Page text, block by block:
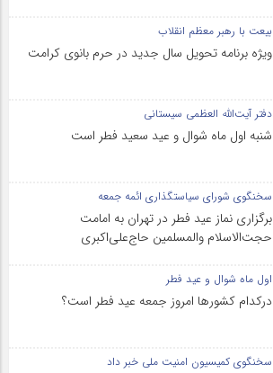
بیعت با رهبر معظم انقلاب
ویژه برنامه تحویل سال جدید در حرم بانوی کرامت
دفتر آیت‌الله العظمی سیستانی
شنبه اول ماه شوال و عید سعید فطر است
سخنگوی شورای سیاستگذاری ائمه جمعه
برگزاری نماز عید فطر در تهران به امامت
حجت‌الاسلام والمسلمین حاج‌علی‌اکبری
اول ماه شوال و عید فطر
درکدام کشورها امروز جمعه عید فطر است؟
سخنگوی کمیسیون امنیت ملی خبر داد